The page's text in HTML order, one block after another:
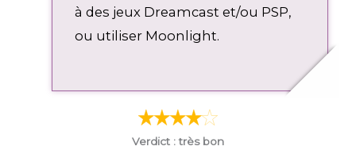
à des jeux Dreamcast et/ou PSP,
ou utiliser Moonlight.
Verdict : très bon